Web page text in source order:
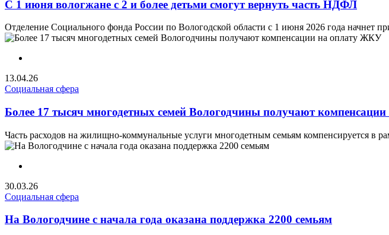
С 1 июня вологжане с 2 и более детьми смогут вернуть часть НДФЛ
Отделение Социального фонда России по Вологодской области с 1 июня 2026 года начнет
13.04.26
Социальная сфера
Более 17 тысяч многодетных семей Вологодчины получают
Часть расходов на жилищно-коммунальные услуги многодетным семьям компенсируется в
30.03.26
Социальная сфера
На Вологодчине с начала года оказана поддержка 2200 семьям